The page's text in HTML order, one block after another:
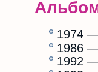
1974
1986
1992